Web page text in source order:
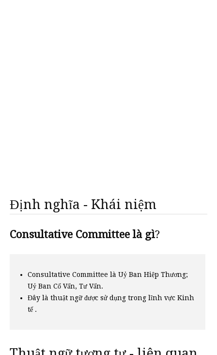
Định nghĩa - Khái niệm
Consultative Committee là gì?
Consultative Committee là Uỷ Ban Hiệp Thương;
Uỷ Ban Cố Vấn, Tư Vấn.
Đây là thuật ngữ được sử dụng trong lĩnh vực Kinh
tế .